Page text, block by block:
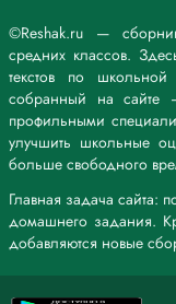
©Reshak.ru —
средних классов.
текстов по
собранный на сайте
профильными
улучшить школьные
больше свободного
Главная задача сайта:
домашнего задания.
добавляются новые